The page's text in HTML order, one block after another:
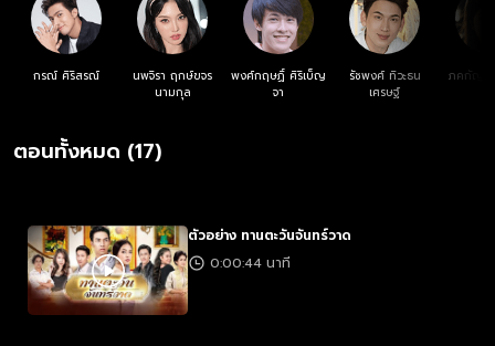
กรณ์ ศิริสรณ์
นพจิรา ฤกษ์ขจร
นามกุล
พงศ์กฤษฏิ์ ศิริเบ็ญ
จา
รัชพงศ์ ทิวะธน
เศรษฐ์
ภคกัญญ
ตอนทั้งหมด (17)
ตัวอย่าง ทานตะวันจันทร์วาด
0:00:44 นาที